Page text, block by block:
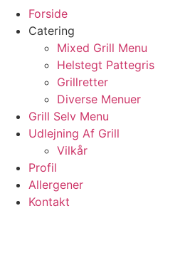
Forside
Catering
Mixed Grill Menu
Helstegt Pattegris
Grillretter
Diverse Menuer
Grill Selv Menu
Udlejning Af Grill
Vilkår
Profil
Allergener
Kontakt